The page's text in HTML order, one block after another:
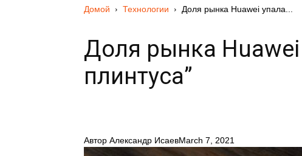
Домой Технологии Доля рынка Huawei упала...
Доля рынка
плинтуса”
Автор Александр ИсаевMarch 7, 2021